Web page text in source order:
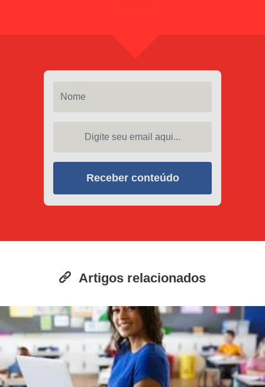
Receber conteúdo
Artigos relacionados